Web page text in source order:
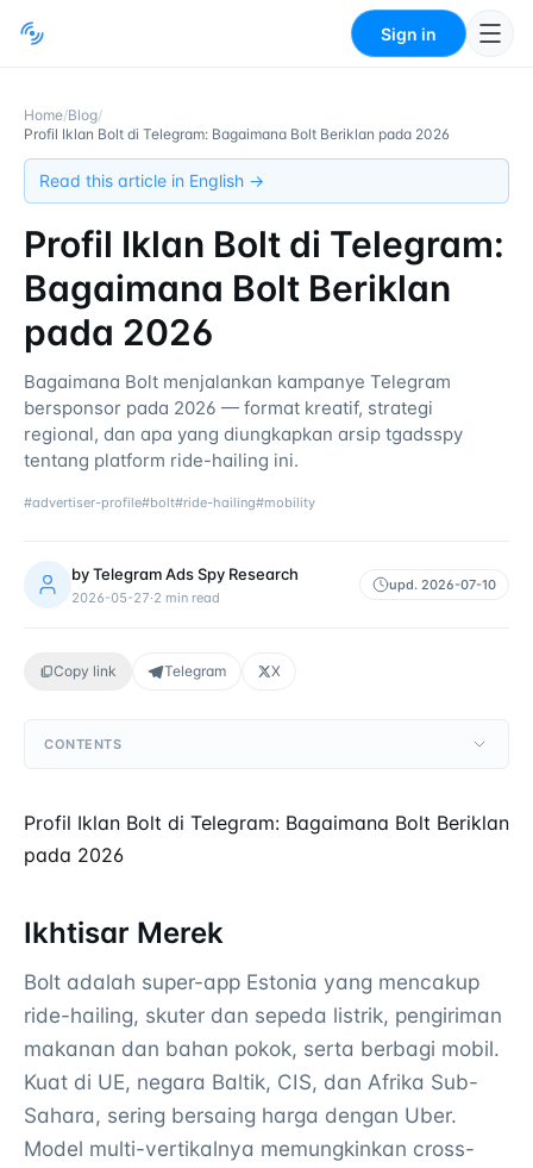
Sign in
Home/Blog/
Profil Iklan Bolt di Telegram: Bagaimana Bolt Beriklan pada 2026
Read this article in English →
Profil Iklan Bolt di Telegram:
Bagaimana Bolt Beriklan
pada 2026
Bagaimana Bolt menjalankan kampanye Telegram
bersponsor pada 2026 — format kreatif, strategi
regional, dan apa yang diungkapkan arsip tgadsspy
tentang platform ride-hailing ini.
#advertiser-profile#bolt#ride-hailing#mobility
byTelegram Ads Spy Research
2026-05-27·2 min read
upd. 2026-07-10
Copy link Telegram X
CONTENTS
Profil Iklan Bolt di Telegram: Bagaimana Bolt Beriklan
pada 2026
Ikhtisar Merek
Bolt adalah super-app Estonia yang mencakup
ride-hailing, skuter dan sepeda listrik, pengiriman
makanan dan bahan pokok, serta berbagi mobil.
Kuat di UE, negara Baltik, CIS, dan Afrika Sub-
Sahara, sering bersaing harga dengan Uber.
Model multi-vertikalnya memungkinkan cross-